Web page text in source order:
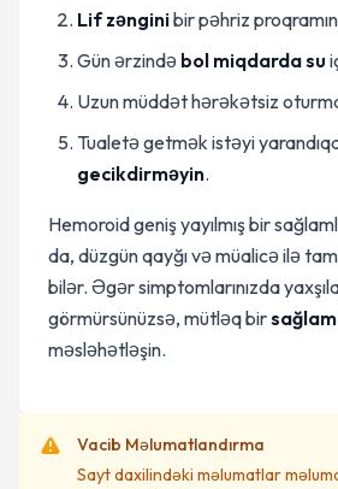
Lif zənginibir pəhriz
Gün ərzində bol miqdarda su
Uzun müddət hərəkətsiz
Tualetə getmək istəyi
gecikdirməyin.
Hemoroid geniş yayılmış bir
da, düzgün qayğı və müalicə ilə
bilər. Əgər simptomlarınızda
görmürsünüzsə, mütləq bir
məsləhətləşin.
Vacib Məlumatlandırma
Sayt daxilindəki məlumatlar